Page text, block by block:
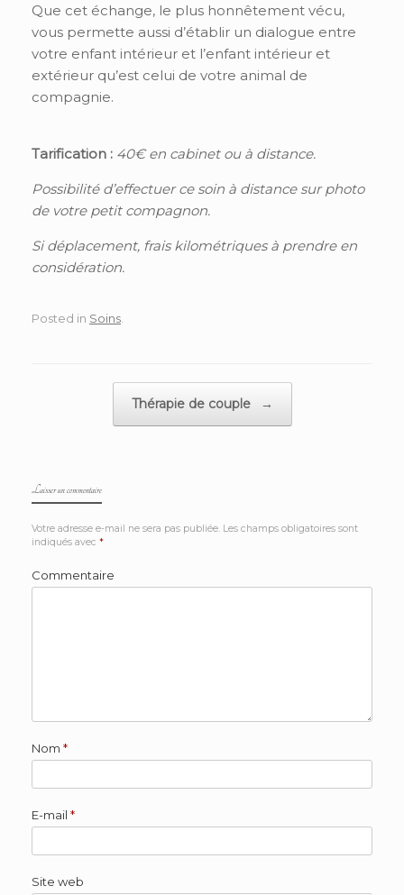
Que cet échange, le plus honnêtement vécu,
vous permette aussi d’établir un dialogue entre
votre enfant intérieur et l’enfant intérieur et
extérieur qu’est celui de votre animal de
compagnie.
Tarification : 40€ en cabinet ou à distance.
Possibilité d’effectuer ce soin à distance sur photo
de votre petit compagnon.
Si déplacement, frais kilométriques à prendre en
considération.
Posted in Soins
Thérapie de couple →
Laisser un commentaire
Votre adresse e-mail ne sera pas publiée. Les champs obligatoires sont
indiqués avec *
Commentaire
Nom *
E-mail *
Site web